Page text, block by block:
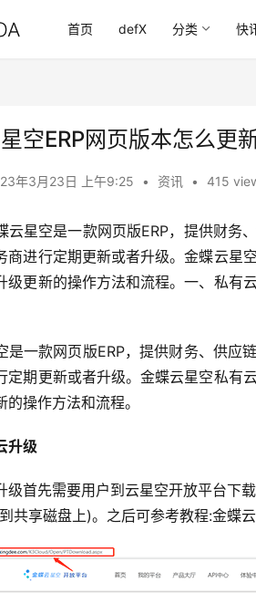
首页 defX 分类 快
空ERP网页版本怎么更新
年3月23日 上午9:25 • 资讯 • 415
云星空是一款网页版ERP，提供财务
商进行定期更新或者升级。金蝶云星
级更新的操作方法和流程。一、私有
是一款网页版ERP，提供财务、供应
定期更新或者升级。金蝶云星空私有
的操作方法和流程。
升级
级首先需要用户到云星空开放平台下
共享磁盘上)。之后可参考教程:金蝶